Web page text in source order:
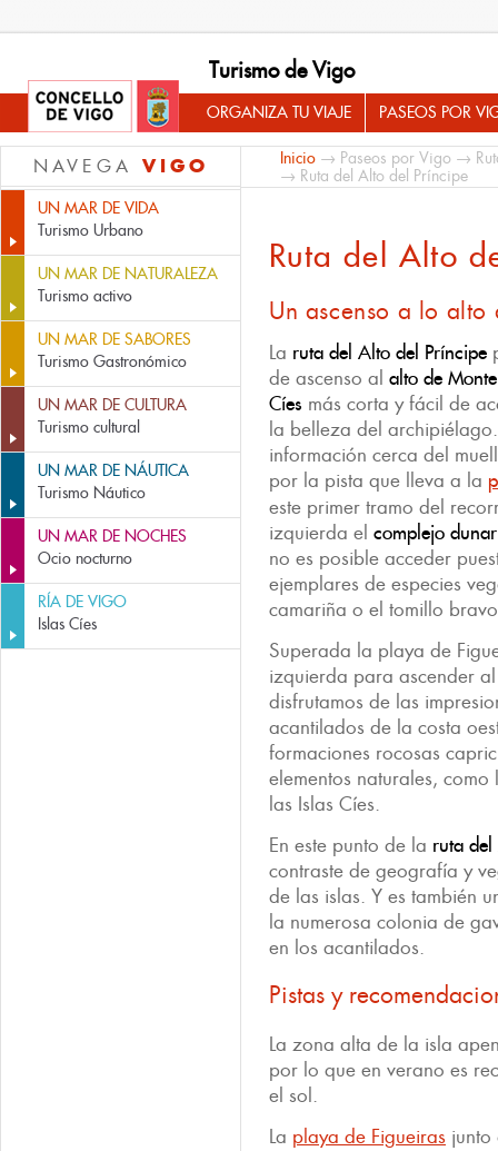
Turismo de Vigo
ORGANIZA TU VIAJE PASEOS POR
NAVEGA VIGO
UN MAR DE VIDA
Turismo Urbano
UN MAR DE NATURALEZA
Turismo activo
UN MAR DE SABORES
Turismo Gastronómico
UN MAR DE CULTURA
Turismo cultural
UN MAR DE NÁUTICA
Turismo Náutico
UN MAR DE NOCHES
Ocio nocturno
RÍA DE VIGO
Islas Cíes
Inicio → Paseos por Vigo →
→ Ruta del Alto del Príncipe
Ruta del Alto
Un ascenso a lo
La ruta del Alto del Príncipe
de ascenso al alto de
Cíes más corta y fácil de
la belleza del
información cerca del
por la pista que lleva a la
este primer tramo del
izquierda el complejo dunar
no es posible acceder
ejemplares de especies
camariña o el tomillo
Superada la playa de
izquierda para ascender
disfrutamos de las
acantilados de la costa
formaciones rocosas
elementos naturales,
las Islas Cíes.
En este punto de la ruta
contraste de geografía y
de las islas. Y es también
la numerosa colonia de
en los acantilados.
Pistas y
La zona alta de la isla
por lo que en verano es
el sol.
La playa de Figueiras